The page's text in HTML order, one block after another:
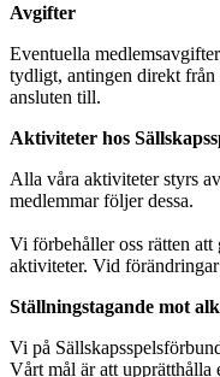
Avgifter
Eventuella
tydligt, antingen direkt från
ansluten till.
Aktiviteter hos
Alla våra aktiviteter styrs
medlemmar följer dessa.
Vi förbehåller oss rätten
aktiviteter. Vid
Ställningstagande mot
Vi på
Vårt mål är att